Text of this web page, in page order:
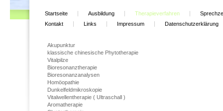
Startseite Ausbildung Therapieverfahren
Kontakt
Links Impressum Datenschutzerklärung
Akupunktur
klassische chinesische Phytotherapie
Vitalpilze
Bioresonanztherapie
Bioresonanzanalysen
Homöopathie
Dunkelfeldmikroskopie
Vitalwellentherapie ( Ultraschall )
Aromatherapie